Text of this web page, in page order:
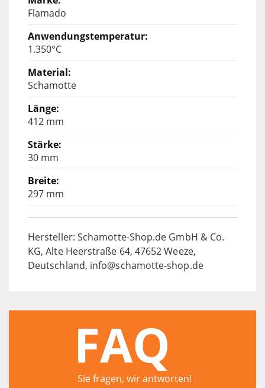
Flamado
1.350°C
Schamotte
412 mm
30 mm
297 mm
Hersteller: Schamotte-Shop.de GmbH & Co.
KG, Alte Heerstraße 64, 47652 Weeze,
Deutschland, info@schamotte-shop.de
FAQ
Sie fragen, wir antworten!